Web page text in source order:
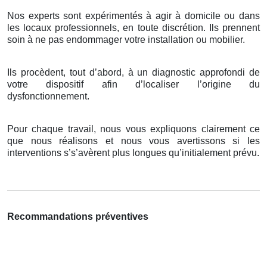
Nos experts sont expérimentés à agir à domicile ou dans
les locaux professionnels, en toute discrétion. Ils prennent
soin à ne pas endommager votre installation ou mobilier.
Ils procèdent, tout d’abord, à un diagnostic approfondi de
votre dispositif afin d’localiser l’origine du
dysfonctionnement.
Pour chaque travail, nous vous expliquons clairement ce
que nous réalisons et nous vous avertissons si les
interventions s’s’avèrent plus longues qu’initialement prévu.
Recommandations préventives